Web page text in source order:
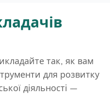
так, як вам
для розвитку
діяльності —